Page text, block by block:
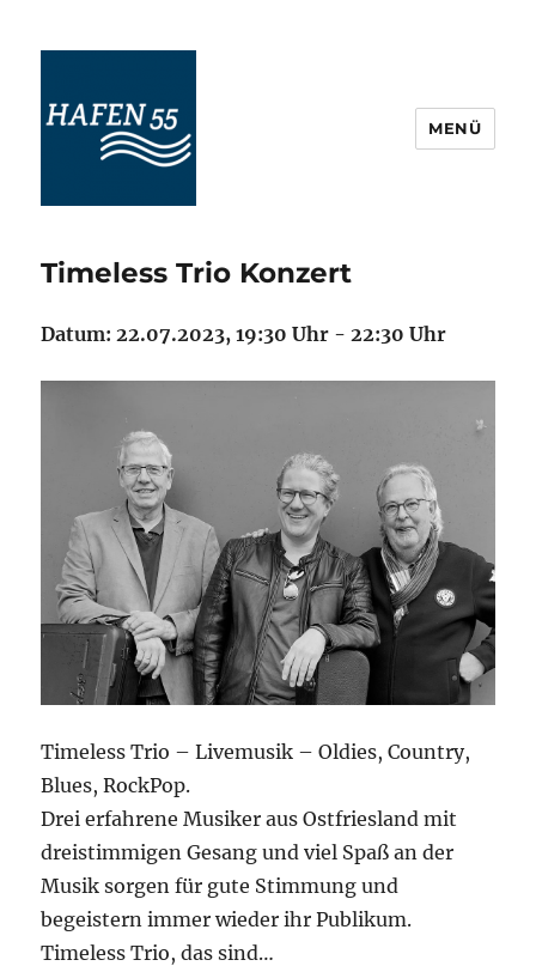
Ostfriesland
MENÜ
Timeless Trio Konzert
Datum: 22.07.2023, 19:30 Uhr - 22:30 Uhr
Timeless Trio – Livemusik – Oldies, Country,
Blues, RockPop.
Drei erfahrene Musiker aus Ostfriesland mit
dreistimmigen Gesang und viel Spaß an der
Musik sorgen für gute Stimmung und
begeistern immer wieder ihr Publikum.
Timeless Trio, das sind…